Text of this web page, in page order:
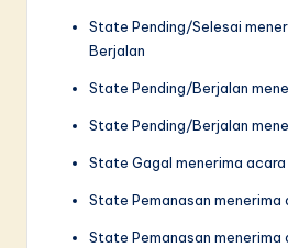
State Pending/Selesai
Berjalan
State Pending/Berjalan
State Pending/Berjalan
State Gagal menerima acara
State Pemanasan menerima
State Pemanasan menerima